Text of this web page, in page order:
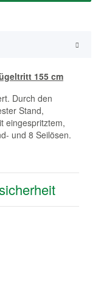
155 cm
Durch den
Stand,
eingespritztem,
und 8 Seilösen.